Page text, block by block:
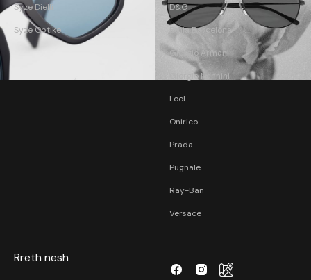
Syze Dielli
Syze Optike
D&G
Etnia Barcelona
Giorgio Armani
Giorgio Nannini
Lool
Onirico
Prada
Pugnale
Ray-Ban
Versace
Rreth nesh